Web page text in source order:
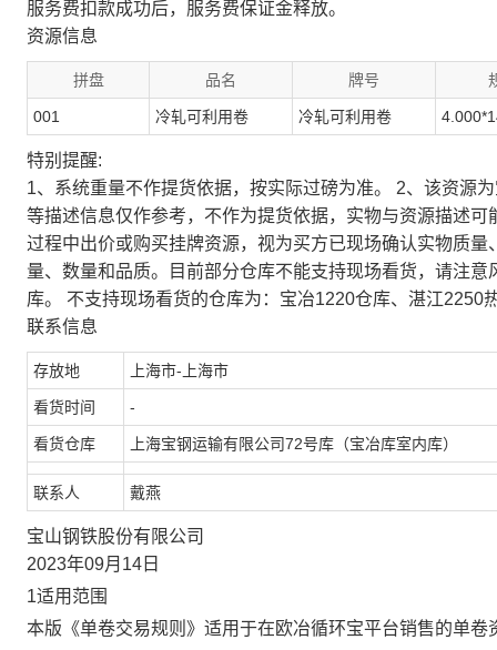
服务费扣款成功后，服务费保证金释放。
资源信息
拼盘 品名 牌号
001 冷轧可利用卷 冷轧可利用卷
特别提醒:
1、系统重量不作提货依据，按实际过磅为准。 2、该资源
等描述信息仅作参考，不作为提货依据，实物与资源描述
过程中出价或购买挂牌资源，视为买方已现场确认实物质
量、数量和品质。目前部分仓库不能支持现场看货，请注
库。 不支持现场看货的仓库为：宝冶1220仓库、湛江2250
联系信息
存放地 上海市-上海市
看货时间 -
看货仓库 上海宝钢运输有限公司72号库（宝冶库室内库）
联系人 戴燕
宝山钢铁股份有限公司
2023年09月14日
1适用范围
本版《单卷交易规则》适用于在欧冶循环宝平台销售的单卷